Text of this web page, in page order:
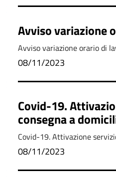
Avviso variazione
Avviso variazione orario di
08/11/2023
Covid-19.
consegna a
Covid-19. Attivazione
08/11/2023